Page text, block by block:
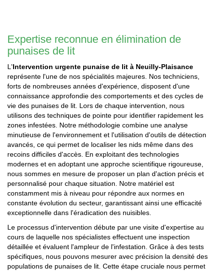
Expertise reconnue en élimination de
punaises de lit
L'Intervention urgente punaise de lit à Neuilly-Plaisance
représente l'une de nos spécialités majeures. Nos techniciens,
forts de nombreuses années d'expérience, disposent d'une
connaissance approfondie des comportements et des cycles de
vie des punaises de lit. Lors de chaque intervention, nous
utilisons des techniques de pointe pour identifier rapidement les
zones infestées. Notre méthodologie combine une analyse
minutieuse de l'environnement et l'utilisation d'outils de détection
avancés, ce qui permet de localiser les nids même dans des
recoins difficiles d'accès. En exploitant des technologies
modernes et en adoptant une approche scientifique rigoureuse,
nous sommes en mesure de proposer un plan d'action précis et
personnalisé pour chaque situation. Notre matériel est
constamment mis à niveau pour répondre aux normes en
constante évolution du secteur, garantissant ainsi une efficacité
exceptionnelle dans l'éradication des nuisibles.
Le processus d'intervention débute par une visite d'expertise au
cours de laquelle nos spécialistes effectuent une inspection
détaillée et évaluent l'ampleur de l'infestation. Grâce à des tests
spécifiques, nous pouvons mesurer avec précision la densité des
populations de punaises de lit. Cette étape cruciale nous permet